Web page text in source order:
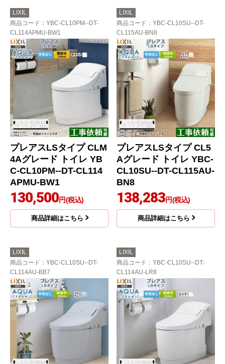
LIXIL
商品コード ：YBC-CL10PM--DT-
CL114APMU-BW1
プレアスLSタイプ CLM
4Aグレード トイレ YB
C-CL10PM--DT-CL114
APMU-BW1
130,500円(税込)
商品詳細はこちら
LIXIL
商品コード ：YBC-CL10SU--DT-
CL115AU-BN8
プレアスLSタイプ CL5
Aグレード トイレ YBC-
CL10SU--DT-CL115AU-
BN8
138,283円(税込)
商品詳細はこちら
LIXIL
商品コード ：YBC-CL10SU--DT-
CL114AU-BB7
LIXIL
商品コード ：YBC-CL10SU--DT-
CL114AU-LR8